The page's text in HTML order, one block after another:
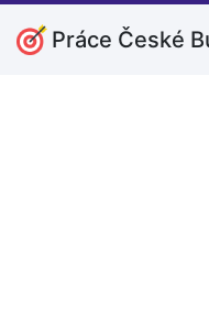
Práce České